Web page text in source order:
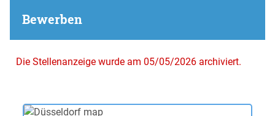
Bewerben
Die Stellenanzeige wurde am 05/05/2026 archiviert.